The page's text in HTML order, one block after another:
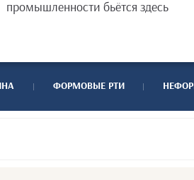
промышленности бьётся здесь
ФОРМОВЫЕ РТИ